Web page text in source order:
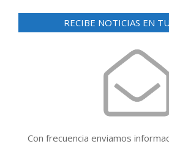
RECIBE NOTICIAS EN
Con frecuencia enviamos